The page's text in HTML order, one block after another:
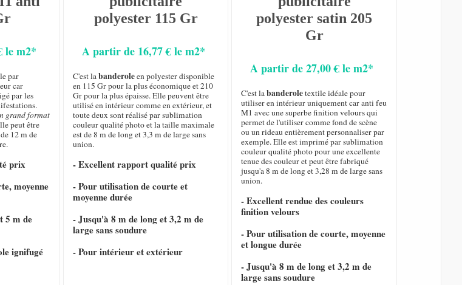
le m2*
par
car
par les
grand format
peut être
12 m de
prix
moyenne
5 m de
ignifugé
polyester 115 Gr
A partir de 16,77 € le m2*
C'est labanderoleen polyester disponible
en 115 Gr pour la plus économique et 210
Gr pour la plus épaisse. Elle peuvent être
utilisé en intérieur comme en extérieur, et
toute deux sont réalisé par sublimation
couleur qualité photo et la taille maximale
est de 8 m de long et 3,3 m de large sans
union.
- Excellent rapport qualité prix
- Pour utilisation de courte et
moyenne durée
- Jusqu'à 8 m de long et 3,2 m de
large sans soudure
- Pour intérieur et extérieur
polyester satin 205
Gr
A partir de 27,00 € le m2*
C'est labanderoletextile idéale pour
utiliser en intérieur uniquement car anti feu
M1 avec une superbe finition velours qui
permet de l'utiliser comme fond de scène
ou un rideau entièrement personnaliser par
exemple. Elle est imprimé par sublimation
couleur qualité photo pour une excellente
tenue des couleur et peut être fabriqué
jusqu'a 8 m de long et 3,28 m de large sans
union.
- Excellent rendue des couleurs
finition velours
- Pour utilisation de courte, moyenne
et longue durée
- Jusqu'à 8 m de long et 3,2 m de
large sans soudure